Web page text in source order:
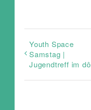
Youth Space
Samstag |
Jugendtreff im dô